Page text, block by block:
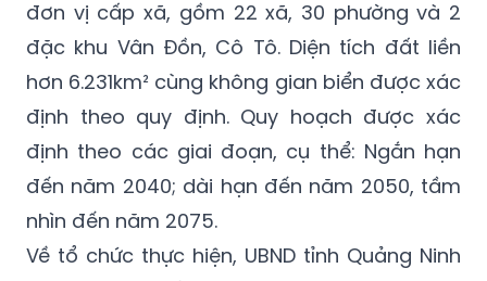
Phạm vi lập quy hoạch bao trùm toàn bộ
địa giới hành chính tỉnh Quảng Ninh với 54
đơn vị cấp xã, gồm 22 xã, 30 phường và 2
đặc khu Vân Đồn, Cô Tô. Diện tích đất liền
hơn 6.231km² cùng không gian biển được xác
định theo quy định. Quy hoạch được xác
định theo các giai đoạn, cụ thể: Ngắn hạn
đến năm 2040; dài hạn đến năm 2050, tầm